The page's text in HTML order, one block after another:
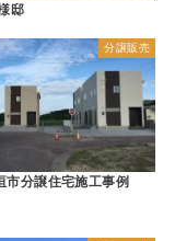
邸
分譲販売
市分譲住宅施工事例